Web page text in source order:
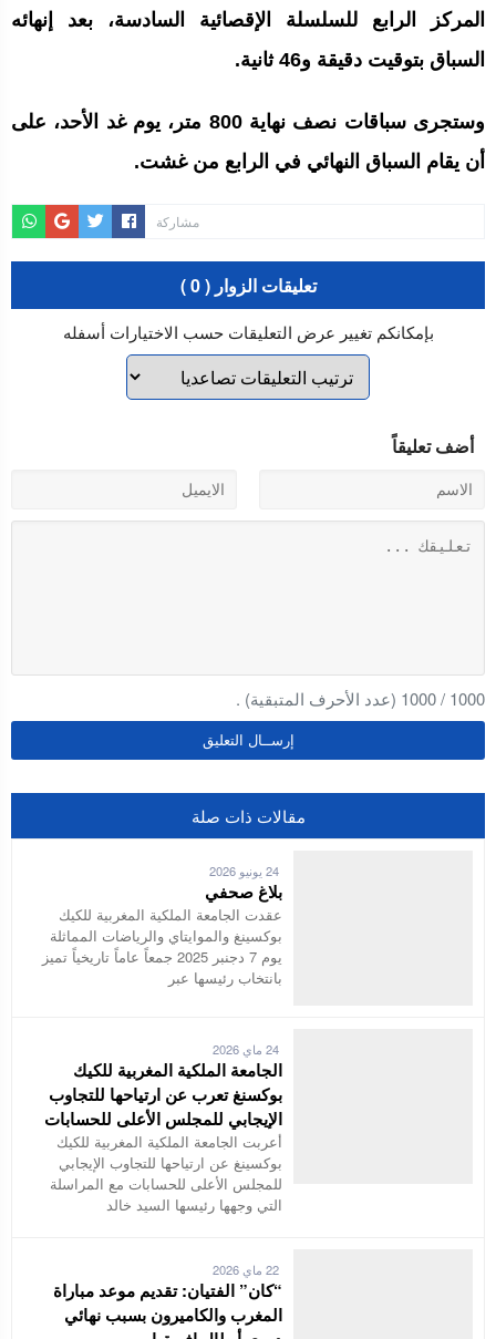
المركز الرابع للسلسلة الإقصائية السادسة، بعد إنهائه
السباق بتوقيت دقيقة و46 ثانية.
وستجرى سباقات نصف نهاية 800 متر، يوم غد الأحد، على
أن يقام السباق النهائي في الرابع من غشت.
مشاركة
تعليقات الزوار ( 0 )
بإمكانكم تغيير عرض التعليقات حسب الاختيارات أسفله
أضف تعليقاً
1000
/
1000 (عدد الأحرف المتبقية) .
مقالات ذات صلة
24 يونيو 2026
بلاغ صحفي
عقدت الجامعة الملكية المغربية للكيك
بوكسينغ والموايتاي والرياضات المماثلة
يوم 7 دجنبر 2025 جمعاً عاماً تاريخياً تميز
بانتخاب رئيسها عبر
24 ماي 2026
الجامعة الملكية المغربية للكيك
بوكسنغ تعرب عن ارتياحها للتجاوب
الإيجابي للمجلس الأعلى للحسابات
أعربت الجامعة الملكية المغربية للكيك
بوكسينغ عن ارتياحها للتجاوب الإيجابي
للمجلس الأعلى للحسابات مع المراسلة
التي وجهها رئيسها السيد خالد
22 ماي 2026
“كان” الفتيان: تقديم موعد مباراة
المغرب والكاميرون بسبب نهائي